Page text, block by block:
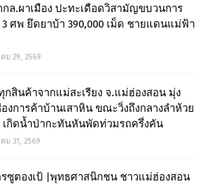
ล.ผาเมือง ปะทะเดือดวิสามัญขบวนการ
3 ศพ ยึดยาบ้า 390,000 เม็ด ชายแดนแม่ฟ้า
ม 29, 2569
สินค้าจากแม่สะเรียง จ.แม่ฮ่องสอน มุ่ง
งการค้าบ้านเสาหิน ขณะวิ่งถึงกลางลำห้วย
เกิดน้ำป่ากะทันหันพัดท่วมรถครึ่งคัน
ม 31, 2569
ซูตองเป้ |พุทธศาสนิกชน ชาวแม่ฮ่องสอน